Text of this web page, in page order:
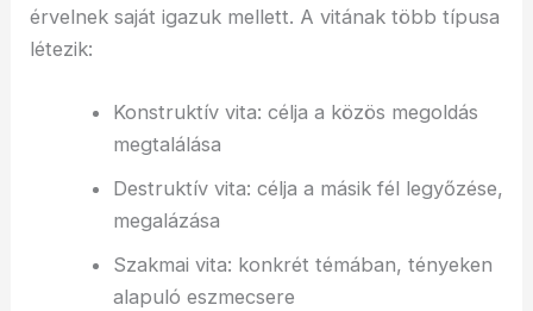
érvelnek saját igazuk mellett. A vitának több típusa
létezik:
Konstruktív vita: célja a közös megoldás
megtalálása
Destruktív vita: célja a másik fél legyőzése,
megalázása
Szakmai vita: konkrét témában, tényeken
alapuló eszmecsere